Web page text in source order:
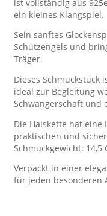
ist vollständig aus
ein kleines Klangspiel.
Sein sanftes
Schutzengels und
Träger.
Dieses Schmuckstück
ideal zur Begleitung
Schwangerschaft und
Die Halskette hat eine
praktischen und
Schmuckgewicht: 14,5
Verpackt in einer
für jeden besonderen